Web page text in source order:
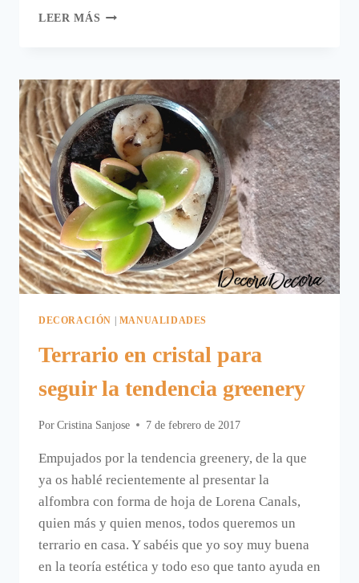
LEER MÁS SUCULENTAS
PARA
MONTAR
Y
DECORAR
EN
CASA
DECORACIÓN MANUALIDADES
Terrario en cristal para
seguir la tendencia greenery
Por Cristina Sanjose 7 de febrero de 2017
Empujados por la tendencia greenery, de la que
ya os hablé recientemente al presentar la
alfombra con forma de hoja de Lorena Canals,
quien más y quien menos, todos queremos un
terrario en casa. Y sabéis que yo soy muy buena
en la teoría estética y todo eso que tanto ayuda en